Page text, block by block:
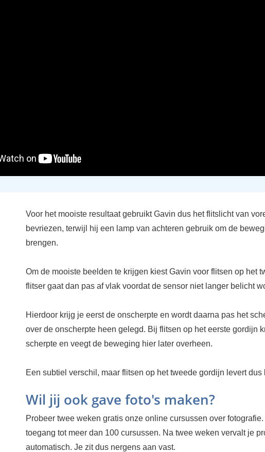
Voor het mooiste resultaat gebruikt Gavin dus het flitslicht van
bevriezen, terwijl hij een lamp van achteren gebruik om de
brengen.
Om de mooiste beelden te krijgen kiest Gavin voor flitsen op het
flitser gaat dan pas af vlak voordat de sensor niet langer belicht
Hierdoor krijg je eerst de onscherpte en wordt daarna pas het
over de onscherpte heen gelegd. Bij flitsen op het eerste gordijn
scherpte en veegt de beweging hier later overheen.
Een subtiel verschil, maar flitsen op het tweede gordijn levert dus
Wil jij ook gave foto's maken?
Probeer twee weken gratis onze online cursussen over
toegang tot meer dan 100 cursussen. Na twee weken vervalt je
automatisch. Je zit dus nergens aan vast.